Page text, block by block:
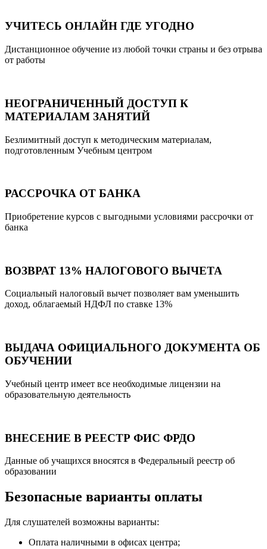
УЧИТЕСЬ ОНЛАЙН ГДЕ УГОДНО
Дистанционное обучение из любой точки страны и без отрыва
от работы
НЕОГРАНИЧЕННЫЙ ДОСТУП К
МАТЕРИАЛАМ ЗАНЯТИЙ
Безлимитный доступ к методическим материалам,
подготовленным Учебным центром
РАССРОЧКА ОТ БАНКА
Приобретение курсов с выгодными условиями рассрочки от
банка
ВОЗВРАТ 13% НАЛОГОВОГО ВЫЧЕТА
Социальный налоговый вычет позволяет вам уменьшить
доход, облагаемый НДФЛ по ставке 13%
ВЫДАЧА ОФИЦИАЛЬНОГО ДОКУМЕНТА ОБ
ОБУЧЕНИИ
Учебный центр имеет все необходимые лицензии на
образовательную деятельность
ВНЕСЕНИЕ В РЕЕСТР ФИС ФРДО
Данные об учащихся вносятся в Федеральный реестр об
образовании
Безопасные варианты оплаты
Для слушателей возможны варианты:
Оплата наличными в офисах центра;